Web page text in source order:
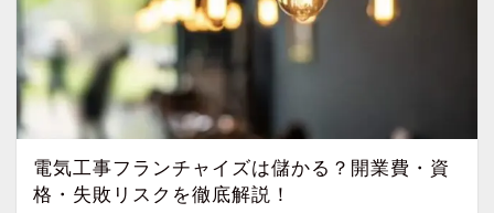
電気工事フランチャイズは儲かる？開業費・資
格・失敗リスクを徹底解説！